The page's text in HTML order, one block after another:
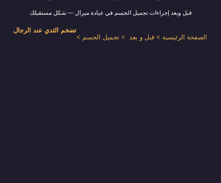
قبل وبعد إجراءات تجميل الجسم في عيادة ميرال — شكل مستقبلك
الصفحة الرئيسية > قبل و بعد > تجميل الجسم >
تضخم الثدي عند الرجال